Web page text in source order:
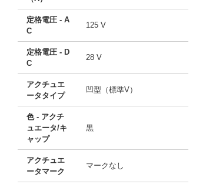
定格電圧 - A
C
125 V
定格電圧 - D
C
28 V
アクチュエ
ータタイプ
凹型（標準V）
色 - アクチ
ュエータ/キ
ャップ
黒
アクチュエ
ータマーク
マークなし